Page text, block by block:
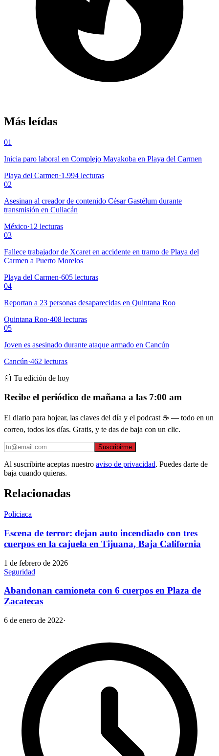
Más leídas
01
Inicia paro laboral en Complejo Mayakoba en Playa del Carmen
Playa del Carmen·1,994 lecturas
02
Asesinan al creador de contenido César Gastélum durante
transmisión en Culiacán
México·12 lecturas
03
Fallece trabajador de Xcaret en accidente en tramo de Playa del
Carmen a Puerto Morelos
Playa del Carmen·605 lecturas
04
Reportan a 23 personas desaparecidas en Quintana Roo
Quintana Roo·408 lecturas
05
Joven es asesinado durante ataque armado en Cancún
Cancún·462 lecturas
📰 Tu edición de hoy
Recibe el periódico de mañana a las 7:00 am
El diario para hojear, las claves del día y el podcast ☕ — todo en un
correo, todos los días. Gratis, y te das de baja con un clic.
Suscribirme
Al suscribirte aceptas nuestro aviso de privacidad. Puedes darte de
baja cuando quieras.
Relacionadas
Policiaca
Escena de terror: dejan auto incendiado con tres
cuerpos en la cajuela en Tijuana, Baja California
1 de febrero de 2026
Seguridad
Abandonan camioneta con 6 cuerpos en Plaza de
Zacatecas
6 de enero de 2022·